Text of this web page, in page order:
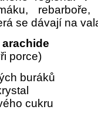
se dávají na
porce)
buráků
cukru